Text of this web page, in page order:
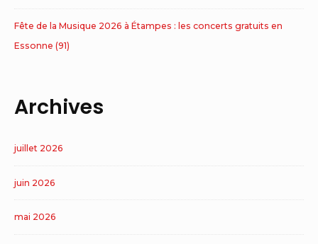
Fête de la Musique 2026 à Étampes : les concerts gratuits en
Essonne (91)
Archives
juillet 2026
juin 2026
mai 2026